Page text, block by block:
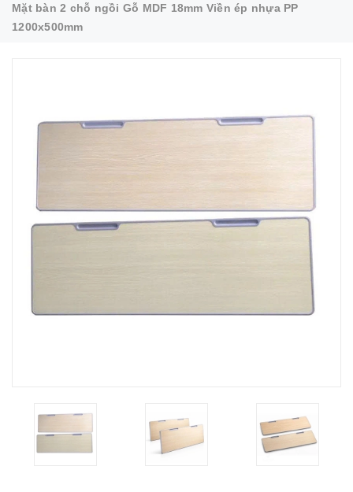
Mặt bàn 2 chỗ ngồi Gỗ MDF 18mm Viền ép nhựa PP
1200x500mm